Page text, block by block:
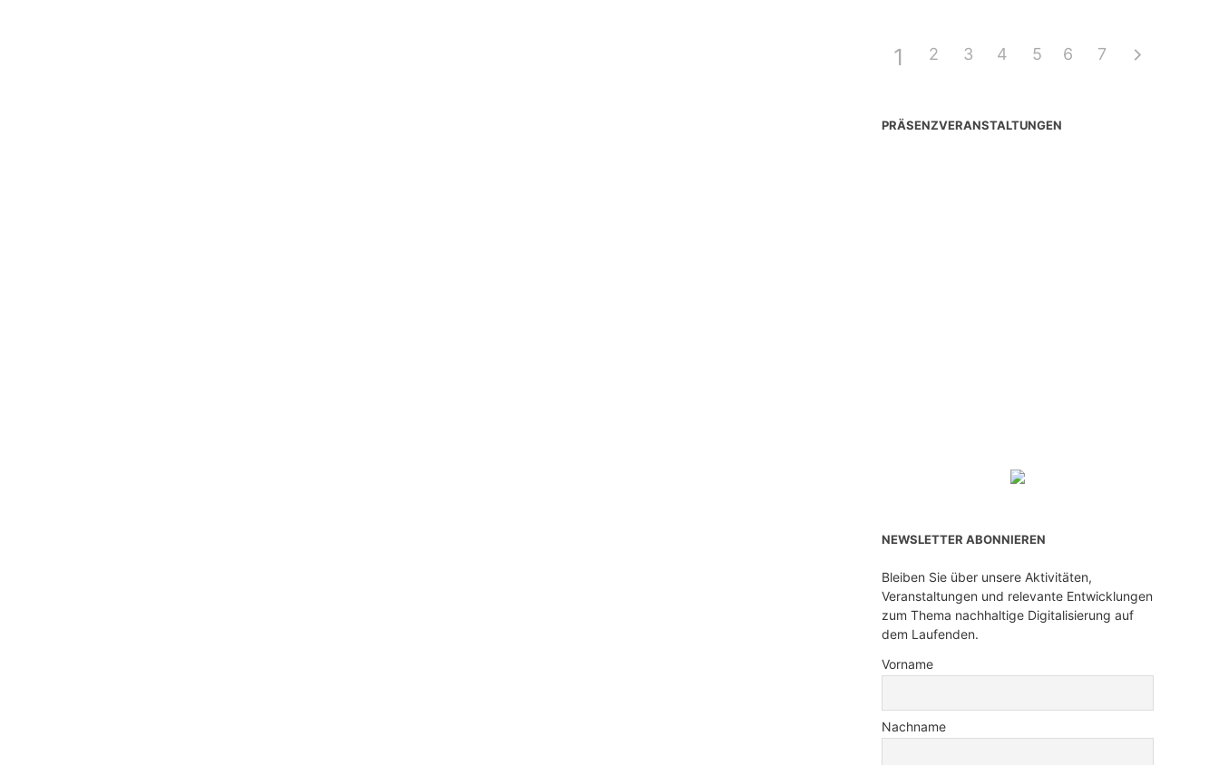
1 2 3 4 5 6 7
PRÄSENZVERANSTALTUNGEN
NEWSLETTER ABONNIEREN
Bleiben Sie über unsere Aktivitäten,
Veranstaltungen und relevante Entwicklungen
zum Thema nachhaltige Digitalisierung auf
dem Laufenden.
Vorname
Nachname